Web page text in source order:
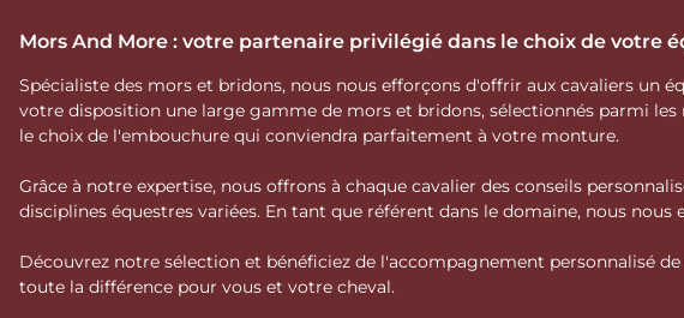
Mors And More : votre partenaire privilégié dans le choix de votre
Spécialiste des mors et bridons, nous nous efforçons d'offrir aux cavaliers un
votre disposition une large gamme de mors et bridons, sélectionnés parmi
le choix de l'embouchure qui conviendra parfaitement à votre monture.
Grâce à notre expertise, nous offrons à chaque cavalier des conseils
disciplines équestres variées. En tant que référent dans le domaine, nous
Découvrez notre sélection et bénéficiez de l'accompagnement personnalisé
toute la différence pour vous et votre cheval.